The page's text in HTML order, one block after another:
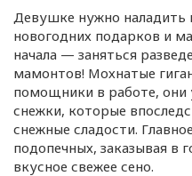
Девушке нужно наладить
новогодних подарков и
начала — заняться
мамонтов! Мохнатые
помощники в работе,
снежки, которые
снежные сладости.
подопечных, заказывая в
вкусное свежее сено.